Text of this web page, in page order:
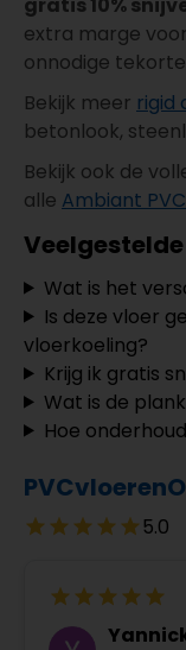
extra marge
onnodige
Bekijk meer rigid
betonlook,
Bekijk ook de
alle Ambiant
Wat is het
Is deze vloer
vloerkoeling?
Krijg ik gratis
Wat is de
Hoe
5.0